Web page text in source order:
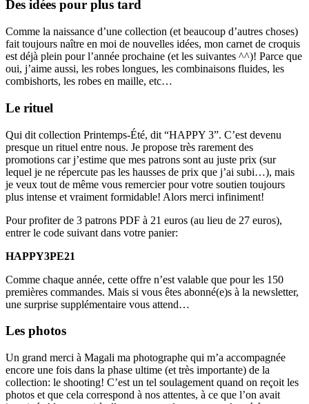
Des idées pour plus tard
Comme la naissance d’une collection (et beaucoup d’autres choses)
fait toujours naître en moi de nouvelles idées, mon carnet de croquis
est déjà plein pour l’année prochaine (et les suivantes ^^)! Parce que
oui, j’aime aussi, les robes longues, les combinaisons fluides, les
combishorts, les robes en maille, etc…
Le rituel
Qui dit collection Printemps-Été, dit “HAPPY 3”. C’est devenu
presque un rituel entre nous. Je propose très rarement des
promotions car j’estime que mes patrons sont au juste prix (sur
lequel je ne répercute pas les hausses de prix que j’ai subi…), mais
je veux tout de même vous remercier pour votre soutien toujours
plus intense et vraiment formidable! Alors merci infiniment!
Pour profiter de 3 patrons PDF à 21 euros (au lieu de 27 euros),
entrer le code suivant dans votre panier:
HAPPY3PE21
Comme chaque année, cette offre n’est valable que pour les 150
premières commandes. Mais si vous êtes abonné(e)s à la newsletter,
une surprise supplémentaire vous attend…
Les photos
Un grand merci à Magali ma photographe qui m’a accompagnée
encore une fois dans la phase ultime (et très importante) de la
collection: le shooting! C’est un tel soulagement quand on reçoit les
photos et que cela correspond à nos attentes, à ce que l’on avait